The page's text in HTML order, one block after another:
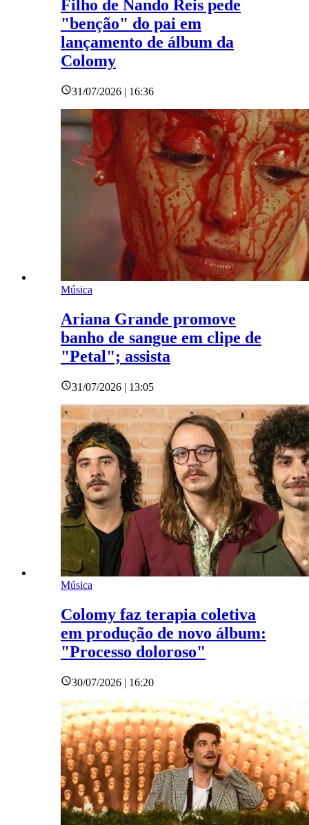
Filho de Nando Reis pede
"benção" do pai em
lançamento de álbum da
Colomy
31/07/2026 | 16:36
Música
Ariana Grande promove
banho de sangue em clipe de
"Petal"; assista
31/07/2026 | 13:05
Música
Colomy faz terapia coletiva
em produção de novo álbum:
"Processo doloroso"
30/07/2026 | 16:20